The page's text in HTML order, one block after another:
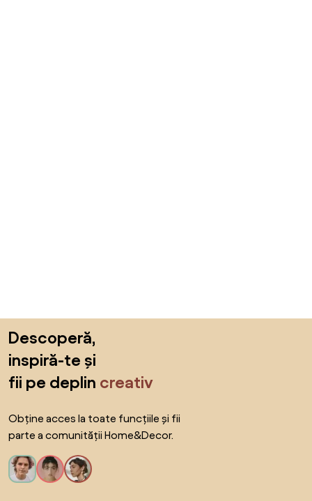
Descoperă,
inspiră-te și
fii pe deplin creativ
Obține acces la toate funcțiile și fii
parte a comunității Home&Decor.